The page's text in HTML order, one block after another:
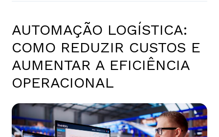
AUTOMAÇÃO LOGÍSTICA:
COMO REDUZIR CUSTOS E
AUMENTAR A EFICIÊNCIA
OPERACIONAL